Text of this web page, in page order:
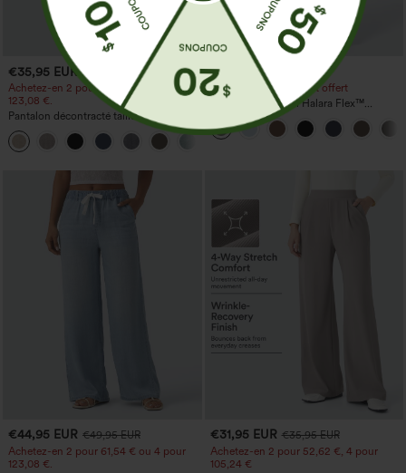
€35,95 EUR
Achetez-en 2 pour 61,54 € ou 4 pour
123,08 €.
Pantalon décontracté taille haute à
jambe droite, effet lin, avec poches
+5
€35,95 EUR
Achetez-en 2, le 3e est offert
Pantalon de travail Halara Flex™
DayStretch à taille haute, avec poches et
coupe droite
€44,95 EUR €49,95 EUR
Achetez-en 2 pour 61,54 € ou 4 pour
123,08 €.
€31,95 EUR €35,95 EUR
Achetez-en 2 pour 52,62 €, 4 pour
105,24 €